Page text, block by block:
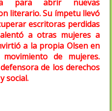
para abrir nuevas
literario. Su ímpetu llevó
escritoras perdidas
a otras mujeres a
a la propia Olsen en
de mujeres.
de los derechos
social.